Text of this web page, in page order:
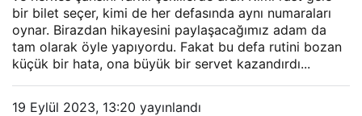
bir bilet seçer, kimi de her defasında aynı numaraları
oynar. Birazdan hikayesini paylaşacağımız adam da
tam olarak öyle yapıyordu. Fakat bu defa rutini bozan
küçük bir hata, ona büyük bir servet kazandırdı...
19 Eylül 2023, 13:20 yayınlandı